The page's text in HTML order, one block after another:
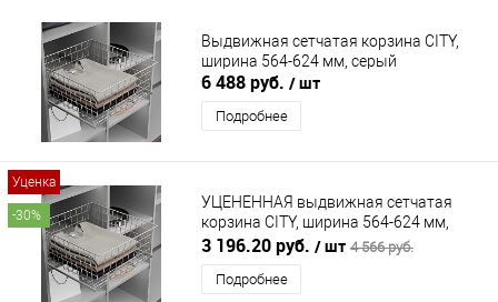
Выдвижная сетчатая корзина CITY,
ширина 564-624 мм, серый
6 488 руб. / шт
Подробнее
Уценка
-30%
УЦЕНЕННАЯ выдвижная сетчатая
корзина CITY, ширина 564-624 мм,
серый
3 196.20 руб. / шт 4 566 руб.
Подробнее